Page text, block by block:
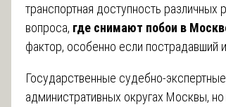
транспортная доступность
вопроса, где снимают побои в
фактор, особенно если пострадавший
Государственные судебно-
административных округах Москвы,